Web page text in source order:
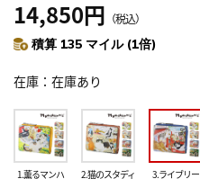
14,850円 （税込）
積算 135 マイル (1倍)
在庫 在庫あり
1.薫るマンハ
2.猫のスタディ
3.ライブリー